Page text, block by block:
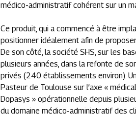
médico-administratif cohérent sur un
Ce produit, qui a commencé à être
positionner idéalement afin de
De son côté, la société SHS, sur les
plusieurs années, dans la refonte de
privés (240 établissements environ).
Pasteur de Toulouse sur l’axe «
Dopasys » opérationnelle depuis
du domaine médico-administratif des